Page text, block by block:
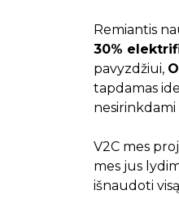
Remiantis
30%
pavyzdžiui,
tapdamas
V2C mes
mes jus
išnaudoti